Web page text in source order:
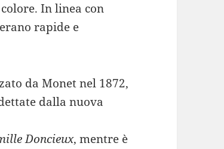
In linea con
rapide e
da Monet nel 1872,
dalla nuova
Doncieux, mentre è